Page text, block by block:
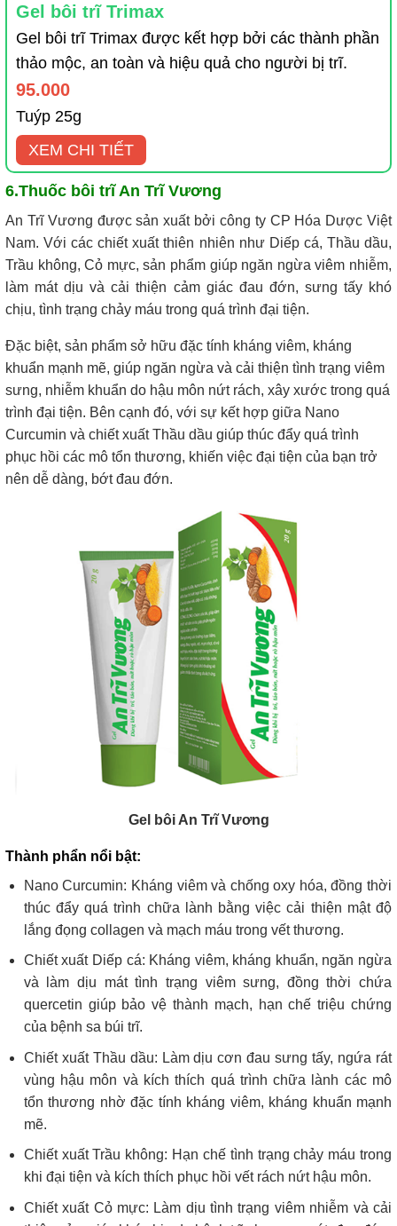
Gel bôi trĩ Trimax
Gel bôi trĩ Trimax được kết hợp bởi các thành phần
thảo mộc, an toàn và hiệu quả cho người bị trĩ.
95.000
Tuýp 25g
XEM CHI TIẾT
6.Thuốc bôi trĩ An Trĩ Vương
An Trĩ Vương được sản xuất bởi công ty CP Hóa Dược Việt
Nam. Với các chiết xuất thiên nhiên như Diếp cá, Thầu dầu,
Trầu không, Cỏ mực, sản phẩm giúp ngăn ngừa viêm nhiễm,
làm mát dịu và cải thiện cảm giác đau đớn, sưng tấy khó
chịu, tình trạng chảy máu trong quá trình đại tiện.
Đặc biệt, sản phẩm sở hữu đặc tính kháng viêm, kháng
khuẩn mạnh mẽ, giúp ngăn ngừa và cải thiện tình trạng viêm
sưng, nhiễm khuẩn do hậu môn nứt rách, xây xước trong quá
trình đại tiện. Bên cạnh đó, với sự kết hợp giữa Nano
Curcumin và chiết xuất Thầu dầu giúp thúc đẩy quá trình
phục hồi các mô tổn thương, khiến việc đại tiện của bạn trở
nên dễ dàng, bớt đau đớn.
Gel bôi An Trĩ Vương
Thành phẩn nổi bật:
Nano Curcumin: Kháng viêm và chống oxy hóa, đồng thời
thúc đẩy quá trình chữa lành bằng việc cải thiện mật độ
lắng đọng collagen và mạch máu trong vết thương.
Chiết xuất Diếp cá: Kháng viêm, kháng khuẩn, ngăn ngừa
và làm dịu mát tình trạng viêm sưng, đồng thời chứa
quercetin giúp bảo vệ thành mạch, hạn chế triệu chứng
của bệnh sa búi trĩ.
Chiết xuất Thầu dầu: Làm dịu cơn đau sưng tấy, ngứa rát
vùng hậu môn và kích thích quá trình chữa lành các mô
tổn thương nhờ đặc tính kháng viêm, kháng khuẩn mạnh
mẽ.
Chiết xuất Trầu không: Hạn chế tình trạng chảy máu trong
khi đại tiện và kích thích phục hồi vết rách nứt hậu môn.
Chiết xuất Cỏ mực: Làm dịu tình trạng viêm nhiễm và cải